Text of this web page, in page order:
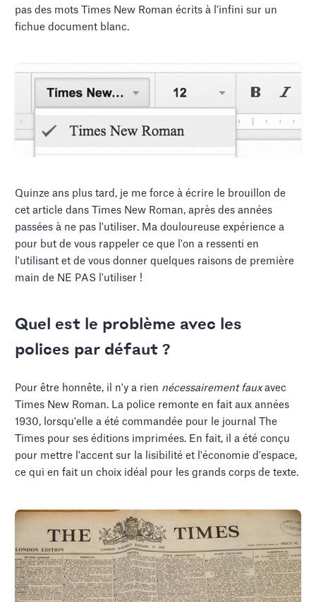
pas des mots Times New Roman écrits à l'infini sur un
fichue document blanc.
Quinze ans plus tard, je me force à écrire le brouillon de
cet article dans Times New Roman, après des années
passées à ne pas l'utiliser. Ma douloureuse expérience a
pour but de vous rappeler ce que l'on a ressenti en
l'utilisant et de vous donner quelques raisons de première
main de NE PAS l'utiliser !
Quel est le problème avec les
polices par défaut ?
Pour être honnête, il n'y a rien nécessairement fauxavec
Times New Roman. La police remonte en fait aux années
1930, lorsqu'elle a été commandée pour le journal The
Times pour ses éditions imprimées. En fait, il a été conçu
pour mettre l'accent sur la lisibilité et l'économie d'espace,
ce qui en fait un choix idéal pour les grands corps de texte.